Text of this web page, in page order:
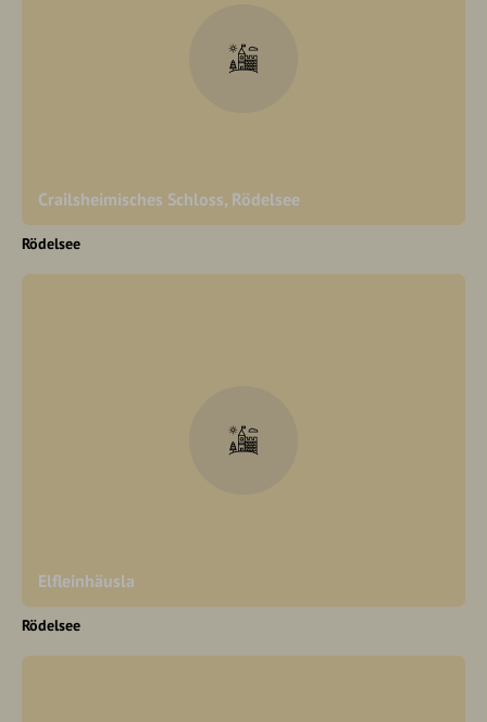
Crailsheimisches Schloss, Rödelsee
Rödelsee
Elfleinhäusla
Rödelsee